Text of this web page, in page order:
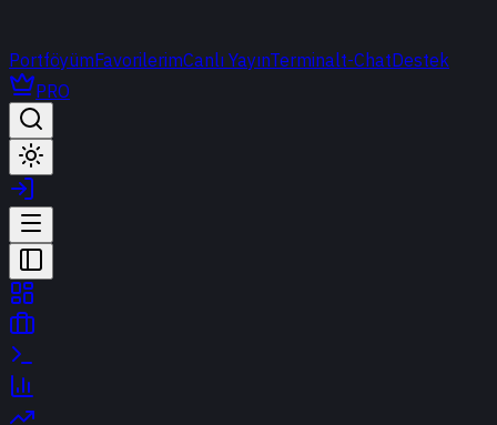
PortföyümFavorilerimCanlı YayınTerminalt-ChatDestek
PRO